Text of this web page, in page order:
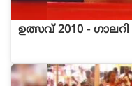
ഉത്സവ് 2010 - ഗാലറി